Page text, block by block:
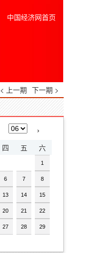
中国经济网首页
< 上一期 下一期 >
›
四 五 六
1
6 7 8
13 14 15
20 21 22
27 28 29